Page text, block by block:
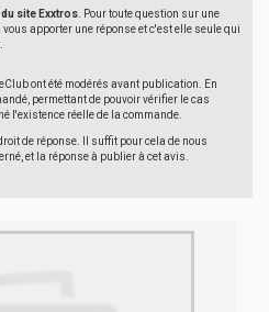
site Exxtros . Pour toute question sur une
apporter une réponse et c'est elle seule qui
ont été modérés avant publication. En
permettant de pouvoir vérifier le cas
l'existence réelle de la commande.
de réponse. Il suffit pour cela de nous
et la réponse à publier à cet avis.